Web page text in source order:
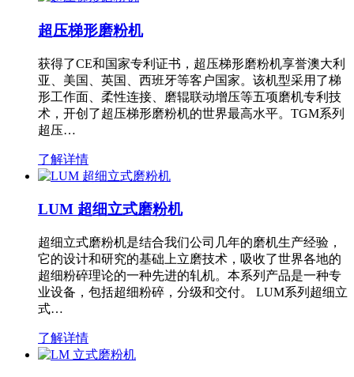
超压梯形磨粉机
获得了CE和国家专利证书，超压梯形磨粉机享誉澳大利
亚、美国、英国、西班牙等客户国家。该机型采用了梯
形工作面、柔性连接、磨辊联动增压等五项磨机专利技
术，开创了超压梯形磨粉机的世界最高水平。TGM系列
超压…
了解详情
LUM 超细立式磨粉机
超细立式磨粉机是结合我们公司几年的磨机生产经验，
它的设计和研究的基础上立磨技术，吸收了世界各地的
超细粉碎理论的一种先进的轧机。本系列产品是一种专
业设备，包括超细粉碎，分级和交付。 LUM系列超细立
式…
了解详情